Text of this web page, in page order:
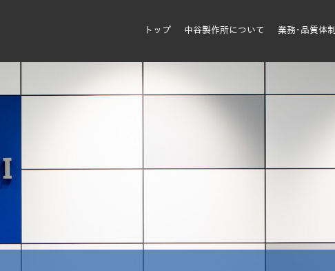
トップ 中谷製作所について 業務･品質体制